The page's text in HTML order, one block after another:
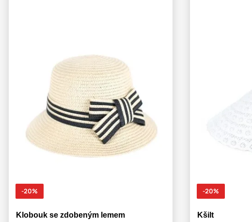
-20%
Klobouk se zdobeným lemem
-20%
Kšilt